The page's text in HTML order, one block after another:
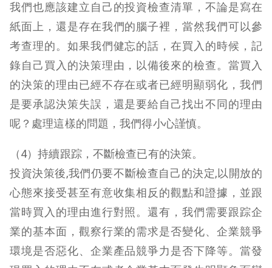
我們也應該建立自己的投資檢查清單，不論是寫在
紙面上，還是存在我們的腦子裡，當然我們可以參
考查理的。如果我們健忘的話，在買入的時候，記
錄自己買入的決策理由，以備後來的檢查。當買入
的決策的理由已經不存在或者已經明顯弱化，我們
是要承認決策失誤，還是要給自己找出不同的理由
呢？處理這樣的問題，我們得小心謹慎。
（4）持續跟踪，不斷檢查已有的決策。
投資決策後,我們仍要不斷檢查自己的決定,以開放的
心態來接受甚至有意收集相反的觀點和證據，並跟
當時買入的理由進行對照。還有，我們需要跟踪企
業的基本面，觀察行業的需求是否變化、企業競爭
環境是否惡化、企業產品競爭力是否下降等。當發